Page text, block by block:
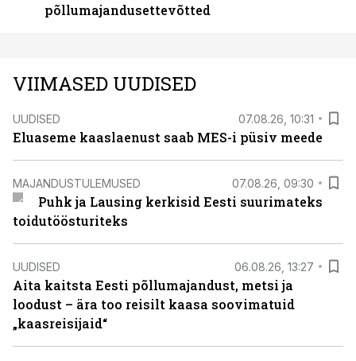
põllumajandusettevõtted
VIIMASED UUDISED
UUDISED 07.08.26, 10:31
Eluaseme kaaslaenust saab MES-i püsiv meede
MAJANDUSTULEMUSED 07.08.26, 09:30
Puhk ja Lausing kerkisid Eesti suurimateks
toidutöösturiteks
UUDISED 06.08.26, 13:27
Aita kaitsta Eesti põllumajandust, metsi ja
loodust – ära too reisilt kaasa soovimatuid
„kaasreisijaid“